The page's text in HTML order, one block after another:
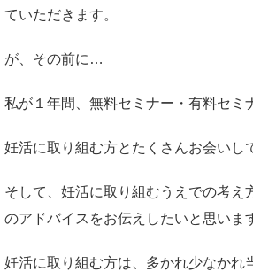
ていただきます。
が、その前に…
私が１年間、無料セミナー・有料セミ
妊活に取り組む方とたくさんお会い
そして、妊活に取り組むうえでの考え
のアドバイスをお伝えしたいと思いま
妊活に取り組む方は、多かれ少なかれ